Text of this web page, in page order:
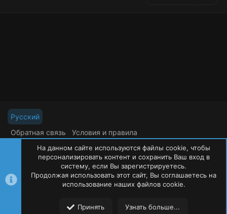
Русский
Обратная связь
Условия и правила
Политика конфиденциальности
Помощь
R
S
S
©Oxide Россия2015-2026
На данном сайте используются файлы cookie, чтобы
персонализировать контент и сохранить Ваш вход в
систему, если Вы зарегистрируетесь.
Продолжая использовать этот сайт, Вы соглашаетесь на
использование наших файлов cookie.
Принять Узнать больше...